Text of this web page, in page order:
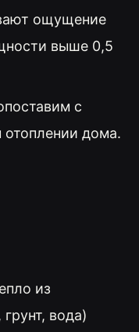
ощущение
выше 0,5
с
дома.
из
вода)